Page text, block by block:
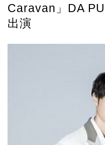
Caravan」DA
出演